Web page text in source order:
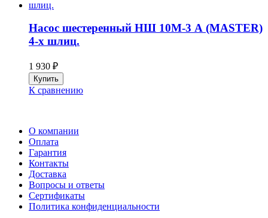
Насос шестеренный НШ 10М-3 А (MASTER)
4-х шлиц.
1 930 ₽
К сравнению
О компании
Оплата
Гарантия
Контакты
Доставка
Вопросы и ответы
Сертификаты
Политика конфиденциальности